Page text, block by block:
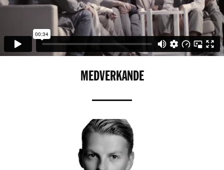
MEDVERKANDE